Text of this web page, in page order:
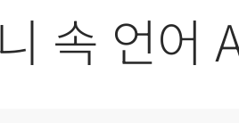
속 언어